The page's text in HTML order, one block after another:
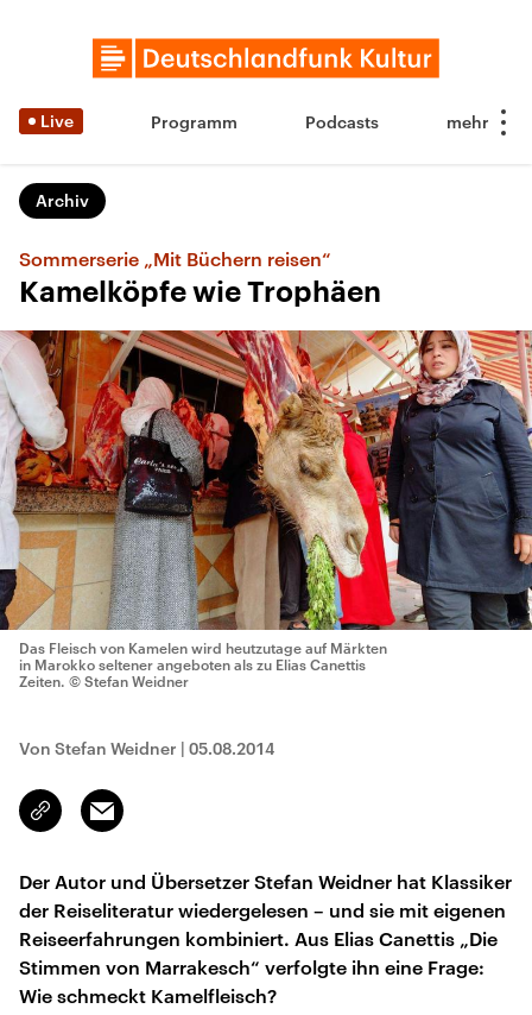
Live Programm Podcasts
Archiv
Sommerserie „Mit Büchern reisen“
Kamelköpfe wie Trophäen
Das Fleisch von Kamelen wird heutzutage auf Märkten
in Marokko seltener angeboten als zu Elias Canettis
Zeiten. © Stefan Weidner
Von Stefan Weidner | 05.08.2014
Link
kopieren/teilen
Email
Der Autor und Übersetzer Stefan Weidner hat Klassiker
der Reiseliteratur wiedergelesen – und sie mit eigenen
Reiseerfahrungen kombiniert. Aus Elias Canettis „Die
Stimmen von Marrakesch“ verfolgte ihn eine Frage:
Wie schmeckt Kamelfleisch?